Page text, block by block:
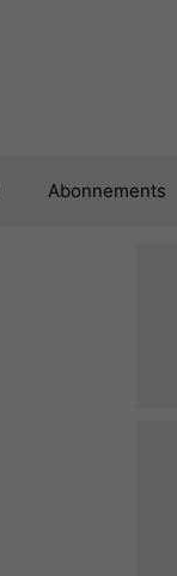
Abonnements